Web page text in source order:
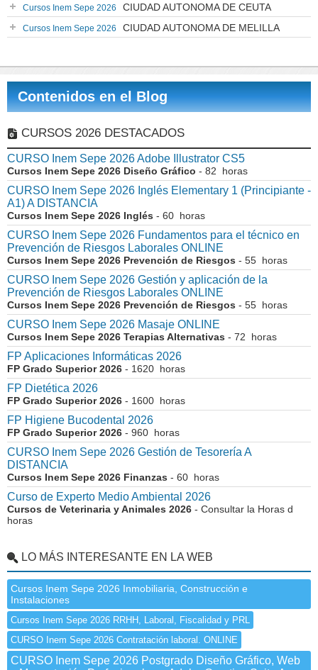
Cursos Inem Sepe 2026 CIUDAD AUTONOMA DE CEUTA
Cursos Inem Sepe 2026 CIUDAD AUTONOMA DE MELILLA
Contenidos en el Blog
CURSOS 2026 DESTACADOS
CURSO Inem Sepe 2026 Adobe Illustrator CS5
Cursos Inem Sepe 2026 Diseño Gráfico - 82 horas
CURSO Inem Sepe 2026 Inglés Elementary 1 (Principiante -
A1) A DISTANCIA
Cursos Inem Sepe 2026 Inglés - 60 horas
CURSO Inem Sepe 2026 Fundamentos para el técnico en
Prevención de Riesgos Laborales ONLINE
Cursos Inem Sepe 2026 Prevención de Riesgos - 55 horas
CURSO Inem Sepe 2026 Gestión y aplicación de la
Prevención de Riesgos Laborales ONLINE
Cursos Inem Sepe 2026 Prevención de Riesgos - 55 horas
CURSO Inem Sepe 2026 Masaje ONLINE
Cursos Inem Sepe 2026 Terapias Alternativas - 72 horas
FP Aplicaciones Informáticas 2026
FP Grado Superior 2026 - 1620 horas
FP Dietética 2026
FP Grado Superior 2026 - 1600 horas
FP Higiene Bucodental 2026
FP Grado Superior 2026 - 960 horas
CURSO Inem Sepe 2026 Gestión de Tesorería A
DISTANCIA
Cursos Inem Sepe 2026 Finanzas - 60 horas
Curso de Experto Medio Ambiental 2026
Cursos de Veterinaria y Animales 2026 - Consultar la Horas d
horas
LO MÁS INTERESANTE EN LA WEB
Cursos Inem Sepe 2026 Inmobiliaria, Construcción e
Instalaciones
Cursos Inem Sepe 2026 RRHH, Laboral, Fiscalidad y PRL
CURSO Inem Sepe 2026 Contratación laboral. ONLINE
CURSO Inem Sepe 2026 Postgrado Diseño Gráfico, Web